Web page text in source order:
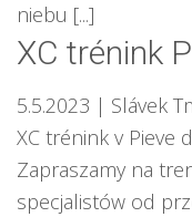
niebu [...]
XC trénink
5.5.2023 | Slávek
XC trénink v Pieve
Zapraszamy na
specjalistów od